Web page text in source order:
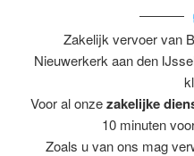
Zakelijk vervoer van
Nieuwerkerk aan den
Voor al onzezakelijke
10 minuten
Zoals u van ons mag